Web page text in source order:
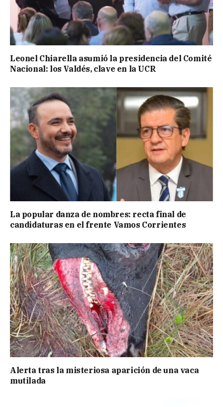
Leonel Chiarella asumió la presidencia del Comité
Nacional: los Valdés, clave en la UCR
La popular danza de nombres: recta final de
candidaturas en el frente Vamos Corrientes
Alerta tras la misteriosa aparición de una vaca
mutilada